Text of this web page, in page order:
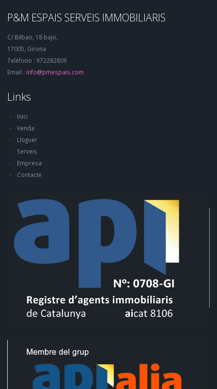
P&M ESPAIS SERVEIS IMMOBILIARIS
C/ Bilbao, 18 bajo,
17005, Girona
Teléfono : 972282809
Email : info@pmespais.com
Links
Inici
Venda
Lloguer
Serveis
Empresa
Contacte